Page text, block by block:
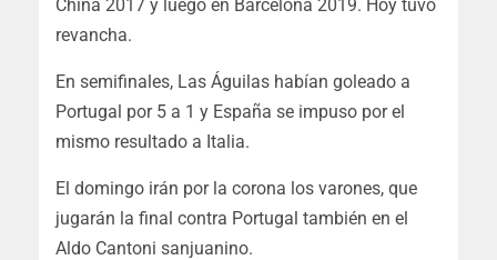
China 2017 y luego en Barcelona 2019. Hoy tuvo
revancha.
En semifinales, Las Águilas habían goleado a
Portugal por 5 a 1 y España se impuso por el
mismo resultado a Italia.
El domingo irán por la corona los varones, que
jugarán la final contra Portugal también en el
Aldo Cantoni sanjuanino.